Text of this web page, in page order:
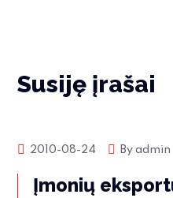
Susiję įrašai
Rinkos naujienos
2010-08-24 Byadmin
Įmonių